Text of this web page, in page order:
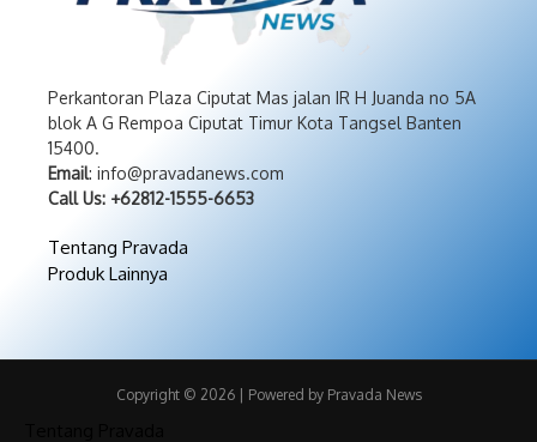
Perkantoran Plaza Ciputat Mas jalan IR H Juanda no 5A
blok A G Rempoa Ciputat Timur Kota Tangsel Banten
15400.
Email: info@pravadanews.com
Call Us: +62812-1555-6653
Tentang Pravada
Produk Lainnya
Copyright © 2026 | Powered by Pravada News